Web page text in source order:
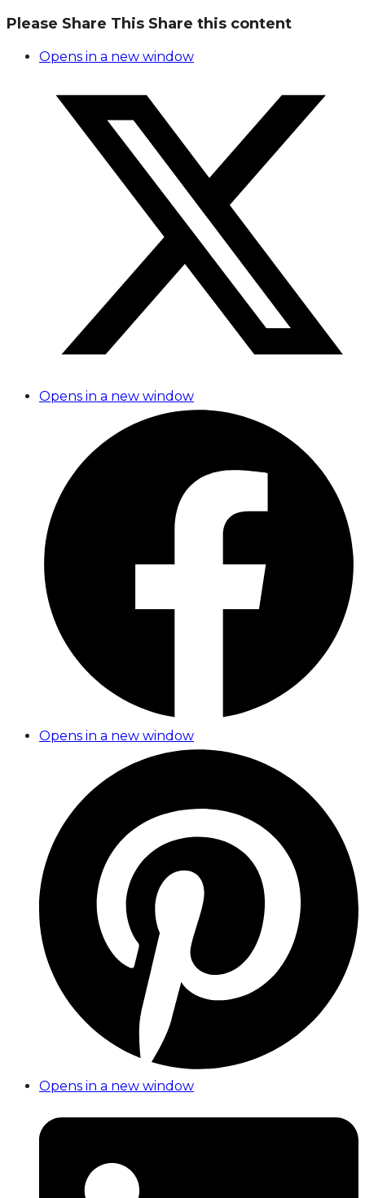
Please Share This Share this content
Opens in a new window
Opens in a new window
Opens in a new window
Opens in a new window